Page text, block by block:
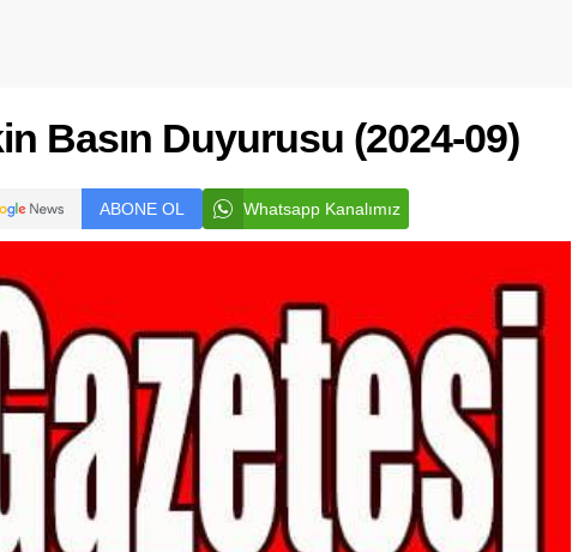
Basın Duyurusu (2024-09)
ABONE OL Whatsapp Kanalımız